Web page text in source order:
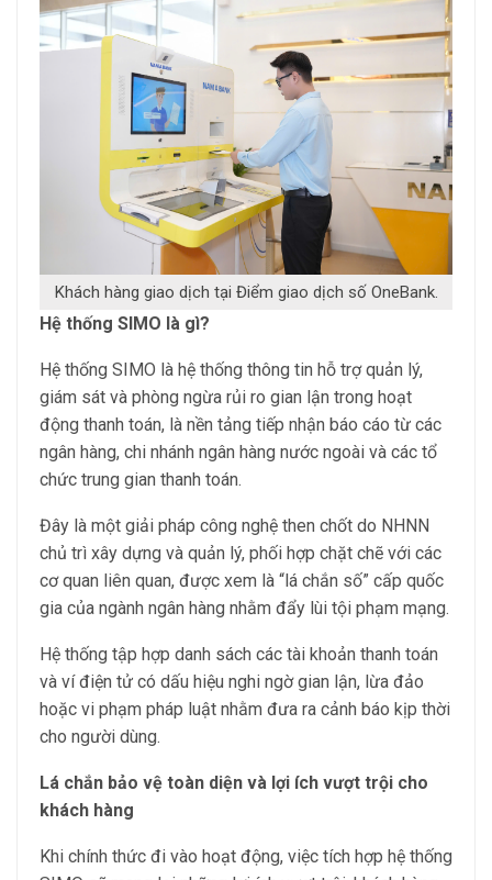
Khách hàng giao dịch tại Điểm giao dịch số OneBank.
Hệ thống SIMO là gì?
Hệ thống SIMO là hệ thống thông tin hỗ trợ quản lý,
giám sát và phòng ngừa rủi ro gian lận trong hoạt
động thanh toán, là nền tảng tiếp nhận báo cáo từ các
ngân hàng, chi nhánh ngân hàng nước ngoài và các tổ
chức trung gian thanh toán.
Đây là một giải pháp công nghệ then chốt do NHNN
chủ trì xây dựng và quản lý, phối hợp chặt chẽ với các
cơ quan liên quan, được xem là “lá chắn số” cấp quốc
gia của ngành ngân hàng nhằm đẩy lùi tội phạm mạng.
Hệ thống tập hợp danh sách các tài khoản thanh toán
và ví điện tử có dấu hiệu nghi ngờ gian lận, lừa đảo
hoặc vi phạm pháp luật nhằm đưa ra cảnh báo kịp thời
cho người dùng.
Lá chắn bảo vệ toàn diện và lợi ích vượt trội cho
khách hàng
Khi chính thức đi vào hoạt động, việc tích hợp hệ thống